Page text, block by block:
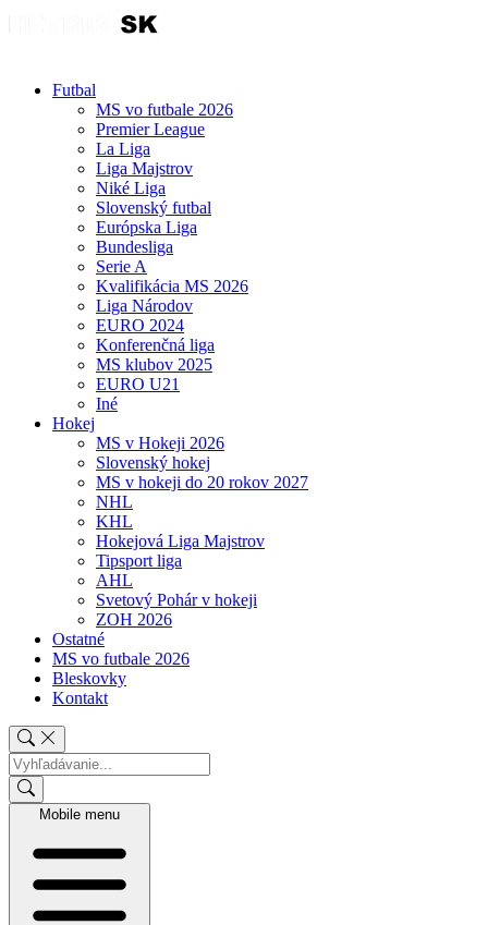
Futbal
MS vo futbale 2026
Premier League
La Liga
Liga Majstrov
Niké Liga
Slovenský futbal
Európska Liga
Bundesliga
Serie A
Kvalifikácia MS 2026
Liga Národov
EURO 2024
Konferenčná liga
MS klubov 2025
EURO U21
Iné
Hokej
MS v Hokeji 2026
Slovenský hokej
MS v hokeji do 20 rokov 2027
NHL
KHL
Hokejová Liga Majstrov
Tipsport liga
AHL
Svetový Pohár v hokeji
ZOH 2026
Ostatné
MS vo futbale 2026
Bleskovky
Kontakt
Mobile menu